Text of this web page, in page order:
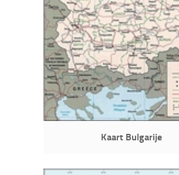
Kaart Bulgarije